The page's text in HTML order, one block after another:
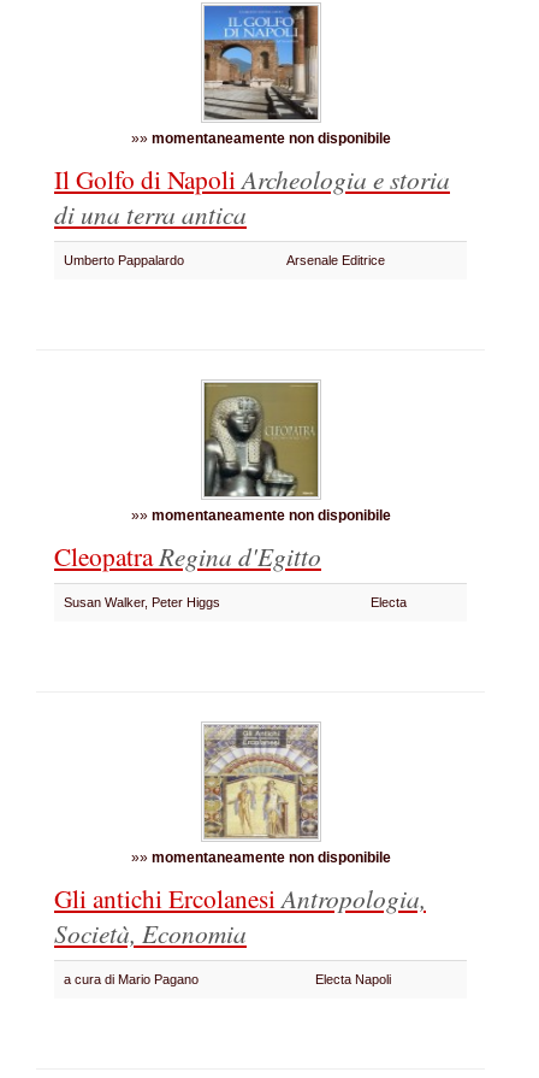
»» momentaneamente non disponibile
Il Golfo di NapoliArcheologia e storia
di una terra antica
Umberto Pappalardo Arsenale Editrice
»» momentaneamente non disponibile
CleopatraRegina d'Egitto
Susan Walker, Peter Higgs Electa
»» momentaneamente non disponibile
Gli antichi ErcolanesiAntropologia,
Società, Economia
a cura di Mario Pagano Electa Napoli